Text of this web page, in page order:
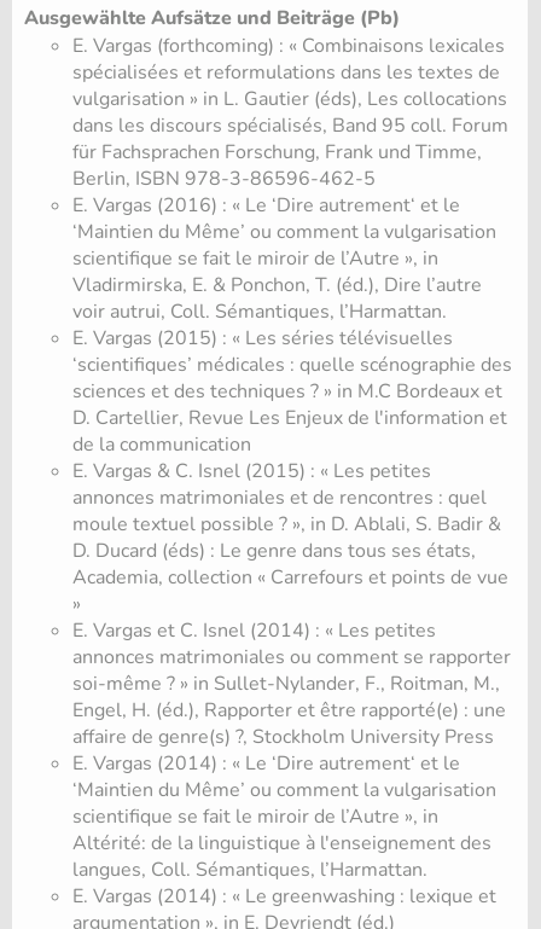
Ausgewählte Aufsätze und Beiträge (Pb)
E. Vargas (forthcoming) : « Combinaisons lexicales
spécialisées et reformulations dans les textes de
vulgarisation » in L. Gautier (éds), Les collocations
dans les discours spécialisés, Band 95 coll. Forum
für Fachsprachen Forschung, Frank und Timme,
Berlin, ISBN 978-3-86596-462-5
E. Vargas (2016) : « Le ‘Dire autrement‘ et le
‘Maintien du Même’ ou comment la vulgarisation
scientifique se fait le miroir de l’Autre », in
Vladirmirska, E. & Ponchon, T. (éd.), Dire l’autre
voir autrui, Coll. Sémantiques, l’Harmattan.
E. Vargas (2015) : « Les séries télévisuelles
‘scientifiques’ médicales : quelle scénographie des
sciences et des techniques ? » in M.C Bordeaux et
D. Cartellier, Revue Les Enjeux de l'information et
de la communication
E. Vargas & C. Isnel (2015) : « Les petites
annonces matrimoniales et de rencontres : quel
moule textuel possible ? », in D. Ablali, S. Badir &
D. Ducard (éds) : Le genre dans tous ses états,
Academia, collection « Carrefours et points de vue
»
E. Vargas et C. Isnel (2014) : « Les petites
annonces matrimoniales ou comment se rapporter
soi-même ? » in Sullet-Nylander, F., Roitman, M.,
Engel, H. (éd.), Rapporter et être rapporté(e) : une
affaire de genre(s) ?, Stockholm University Press
E. Vargas (2014) : « Le ‘Dire autrement‘ et le
‘Maintien du Même’ ou comment la vulgarisation
scientifique se fait le miroir de l’Autre », in
Altérité: de la linguistique à l'enseignement des
langues, Coll. Sémantiques, l’Harmattan.
E. Vargas (2014) : « Le greenwashing : lexique et
argumentation », in E. Devriendt (éd.)